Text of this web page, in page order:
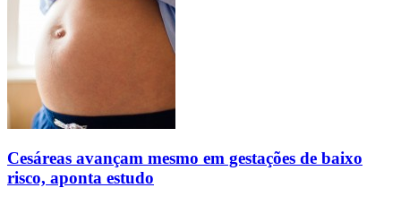
Cesáreas avançam mesmo em gestações de baixo
risco, aponta estudo